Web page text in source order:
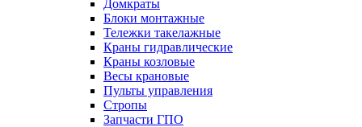
Домкраты
Блоки монтажные
Тележки такелажные
Краны гидравлические
Краны козловые
Весы крановые
Пульты управления
Стропы
Запчасти ГПО